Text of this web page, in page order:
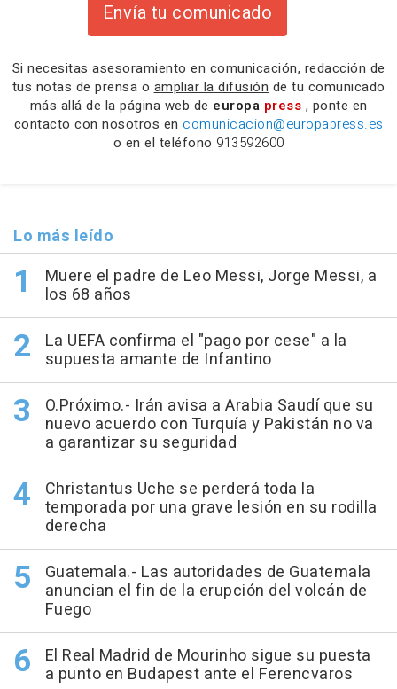
Envía tu comunicado
Si necesitas asesoramiento en comunicación, redacción de
tus notas de prensa o ampliar la difusión de tu comunicado
más allá de la página web de europa press , ponte en
contacto con nosotros en comunicacion@europapress.es
o en el teléfono 913592600
Lo más leído
Muere el padre de Leo Messi, Jorge Messi, a
los 68 años
La UEFA confirma el "pago por cese" a la
supuesta amante de Infantino
O.Próximo.- Irán avisa a Arabia Saudí que su
nuevo acuerdo con Turquía y Pakistán no va
a garantizar su seguridad
Christantus Uche se perderá toda la
temporada por una grave lesión en su rodilla
derecha
Guatemala.- Las autoridades de Guatemala
anuncian el fin de la erupción del volcán de
Fuego
El Real Madrid de Mourinho sigue su puesta
a punto en Budapest ante el Ferencvaros